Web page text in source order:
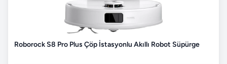
Roborock S8 Pro Plus Çöp İstasyonlu Akıllı Robot Süpürge